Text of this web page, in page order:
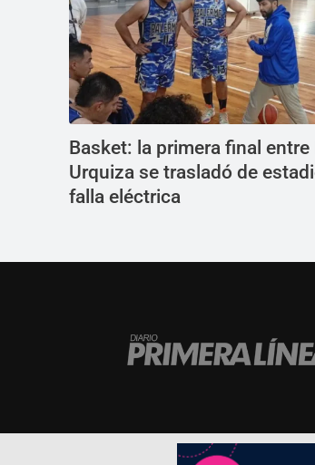
Basket: la primera final entre
Urquiza se trasladó de
falla eléctrica